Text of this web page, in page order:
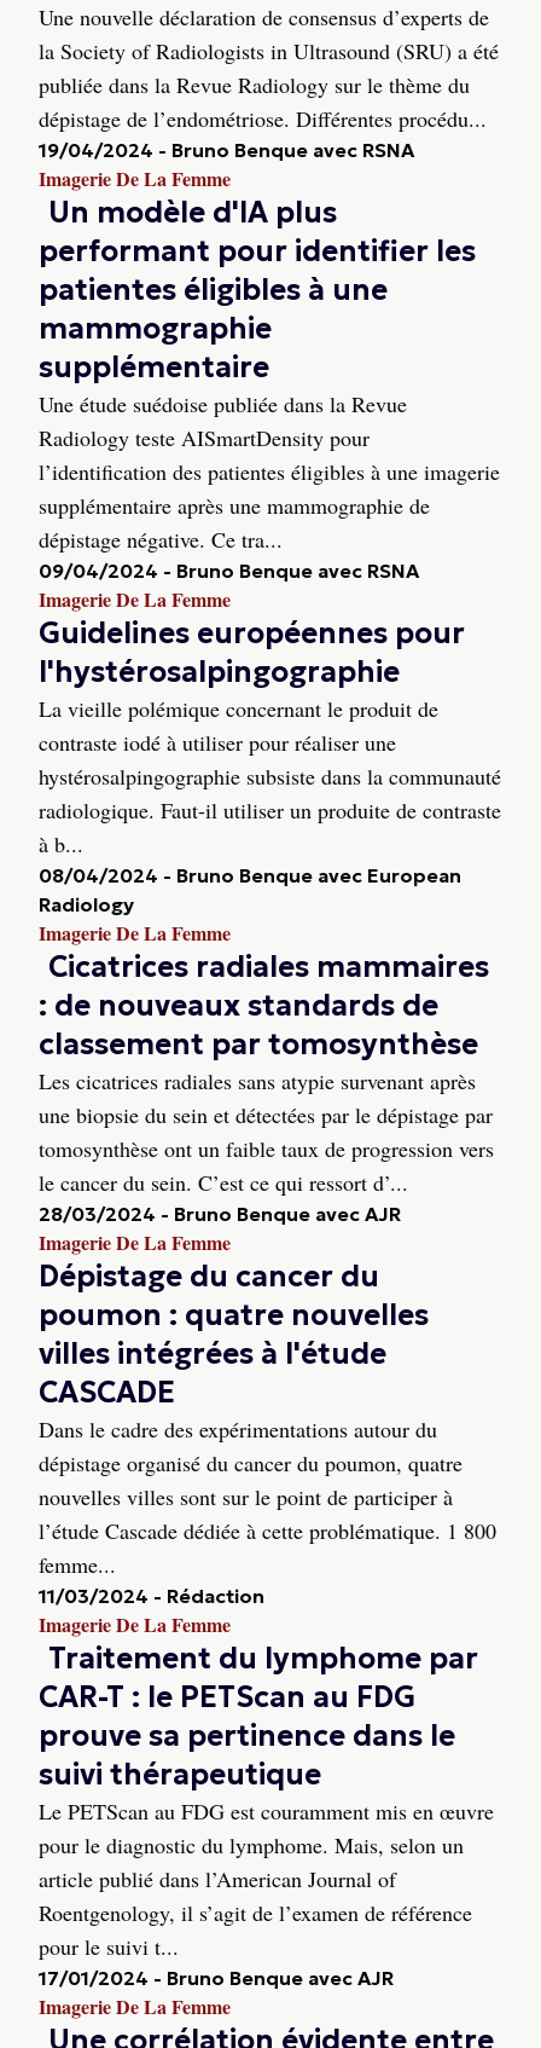
Une nouvelle déclaration de consensus d’experts de
la Society of Radiologists in Ultrasound (SRU) a été
publiée dans la Revue Radiology sur le thème du
dépistage de l’endométriose. Différentes procédu...
19/04/2024 - Bruno Benque avec RSNA
Imagerie De La Femme
Un modèle d'IA plus
performant pour identifier les
patientes éligibles à une
mammographie
supplémentaire
Une étude suédoise publiée dans la Revue
Radiology teste AISmartDensity pour
l’identification des patientes éligibles à une imagerie
supplémentaire après une mammographie de
dépistage négative. Ce tra...
09/04/2024 - Bruno Benque avec RSNA
Imagerie De La Femme
Guidelines européennes pour
l'hystérosalpingographie
La vieille polémique concernant le produit de
contraste iodé à utiliser pour réaliser une
hystérosalpingographie subsiste dans la communauté
radiologique. Faut-il utiliser un produite de contraste
à b...
08/04/2024 - Bruno Benque avec European
Radiology
Imagerie De La Femme
Cicatrices radiales mammaires
: de nouveaux standards de
classement par tomosynthèse
Les cicatrices radiales sans atypie survenant après
une biopsie du sein et détectées par le dépistage par
tomosynthèse ont un faible taux de progression vers
le cancer du sein. C’est ce qui ressort d’...
28/03/2024 - Bruno Benque avec AJR
Imagerie De La Femme
Dépistage du cancer du
poumon : quatre nouvelles
villes intégrées à l'étude
CASCADE
Dans le cadre des expérimentations autour du
dépistage organisé du cancer du poumon, quatre
nouvelles villes sont sur le point de participer à
l’étude Cascade dédiée à cette problématique. 1 800
femme...
11/03/2024 - Rédaction
Imagerie De La Femme
Traitement du lymphome par
CAR-T : le PETScan au FDG
prouve sa pertinence dans le
suivi thérapeutique
Le PETScan au FDG est couramment mis en œuvre
pour le diagnostic du lymphome. Mais, selon un
article publié dans l’American Journal of
Roentgenology, il s’agit de l’examen de référence
pour le suivi t...
17/01/2024 - Bruno Benque avec AJR
Imagerie De La Femme
Une corrélation évidente entre